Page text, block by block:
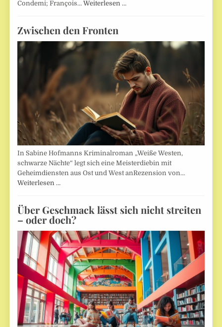
Condemi; François…Weiterlesen …
Zwischen den Fronten
In Sabine Hofmanns Kriminalroman „Weiße Westen,
schwarze Nächte“ legt sich eine Meisterdiebin mit
Geheimdiensten aus Ost und West anRezension von…
Weiterlesen …
Über Geschmack lässt sich nicht streiten
– oder doch?